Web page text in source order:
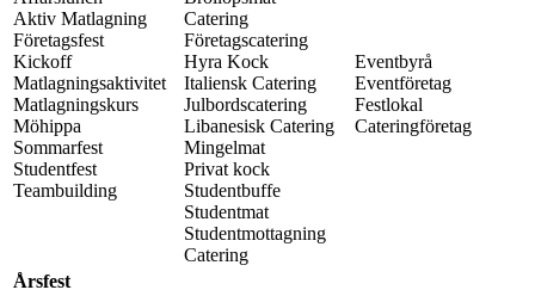
Aktiv Matlagning
Företagsfest
Kickoff
Matlagningsaktivitet
Matlagningskurs
Möhippa
Sommarfest
Studentfest
Teambuilding
Catering
Företagscatering
Hyra Kock
Italiensk Catering
Julbordscatering
Libanesisk Catering
Mingelmat
Privat kock
Studentbuffe
Studentmat
Studentmottagning
Catering
Eventbyrå
Eventföretag
Festlokal
Cateringföretag
Årsfest